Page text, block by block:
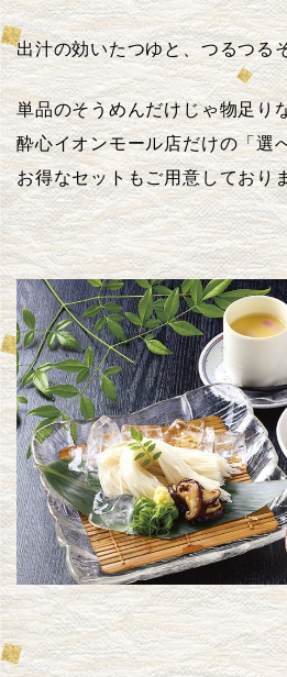
出汁の効いたつゆと、つるつる
単品のそうめんだけじゃ物足り
酔心イオンモール店だけの「選
お得なセットもご用意しており